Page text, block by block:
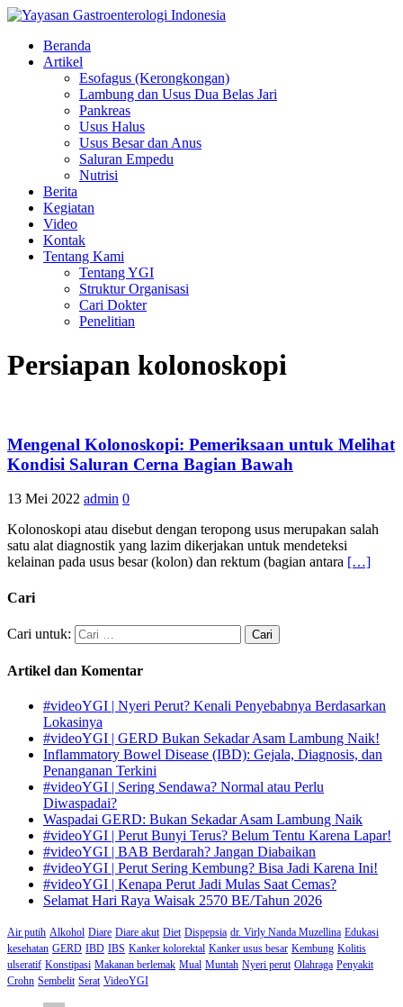
Beranda
Artikel
Esofagus (Kerongkongan)
Lambung dan Usus Dua Belas Jari
Pankreas
Usus Halus
Usus Besar dan Anus
Saluran Empedu
Nutrisi
Berita
Kegiatan
Video
Kontak
Tentang Kami
Tentang YGI
Struktur Organisasi
Cari Dokter
Penelitian
Persiapan kolonoskopi
Mengenal Kolonoskopi: Pemeriksaan untuk Melihat
Kondisi Saluran Cerna Bagian Bawah
13 Mei 2022 admin 0
Kolonoskopi atau disebut dengan teropong usus merupakan salah
satu alat diagnostik yang lazim dikerjakan untuk mendeteksi
kelainan pada usus besar (kolon) dan rektum (bagian antara […]
Cari
Cari untuk:
Artikel dan Komentar
#videoYGI | Nyeri Perut? Kenali Penyebabnya Berdasarkan
Lokasinya
#videoYGI | GERD Bukan Sekadar Asam Lambung Naik!
Inflammatory Bowel Disease (IBD): Gejala, Diagnosis, dan
Penanganan Terkini
#videoYGI | Sering Sendawa? Normal atau Perlu
Diwaspadai?
Waspadai GERD: Bukan Sekadar Asam Lambung Naik
#videoYGI | Perut Bunyi Terus? Belum Tentu Karena Lapar!
#videoYGI | BAB Berdarah? Jangan Diabaikan
#videoYGI | Perut Sering Kembung? Bisa Jadi Karena Ini!
#videoYGI | Kenapa Perut Jadi Mulas Saat Cemas?
Selamat Hari Raya Waisak 2570 BE/Tahun 2026
Air putih Alkohol Diare Diare akut Diet Dispepsia dr. Virly Nanda Muzellina Edukasi
kesehatan GERD IBD IBS Kanker kolorektal Kanker usus besar Kembung Kolitis
ulseratif Konstipasi Makanan berlemak Mual Muntah Nyeri perut Olahraga Penyakit
Crohn Sembelit Serat VideoYGI